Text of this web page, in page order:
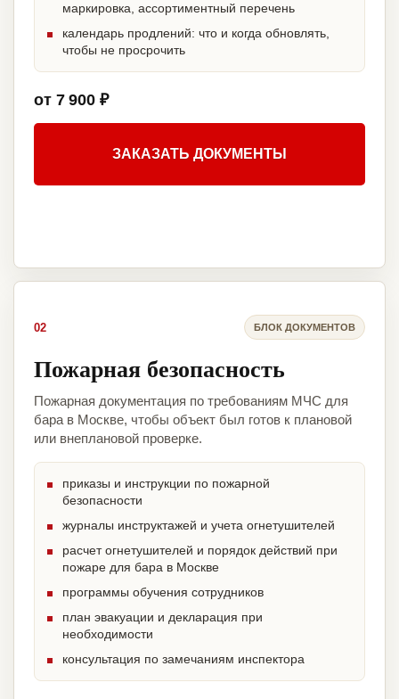
маркировка, ассортиментный перечень
календарь продлений: что и когда обновлять,
чтобы не просрочить
от 7 900 ₽
ЗАКАЗАТЬ ДОКУМЕНТЫ
02 БЛОК ДОКУМЕНТОВ
Пожарная безопасность
Пожарная документация по требованиям МЧС для
бара в Москве, чтобы объект был готов к плановой
или внеплановой проверке.
приказы и инструкции по пожарной
безопасности
журналы инструктажей и учета огнетушителей
расчет огнетушителей и порядок действий при
пожаре для бара в Москве
программы обучения сотрудников
план эвакуации и декларация при
необходимости
консультация по замечаниям инспектора